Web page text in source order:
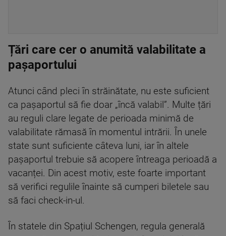
Țări care cer o anumită valabilitate a
pașaportului
Atunci când pleci în străinătate, nu este suficient
ca pașaportul să fie doar „încă valabil”. Multe țări
au reguli clare legate de perioada minimă de
valabilitate rămasă în momentul intrării. În unele
state sunt suficiente câteva luni, iar în altele
pașaportul trebuie să acopere întreaga perioadă a
vacanței. Din acest motiv, este foarte important
să verifici regulile înainte să cumperi biletele sau
să faci check-in-ul.
În statele din Spațiul Schengen, regula generală